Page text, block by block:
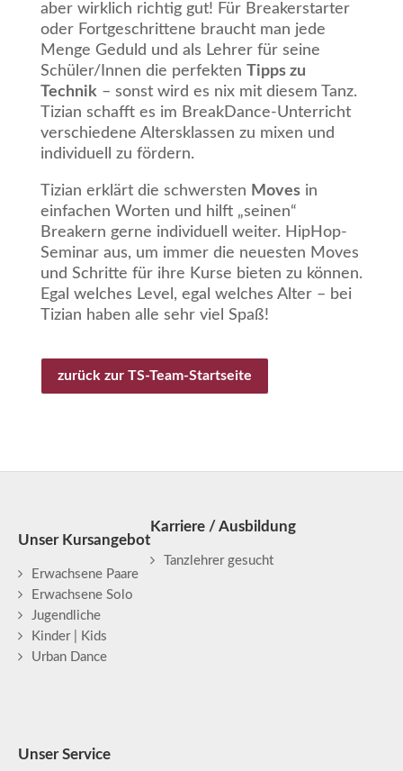
aber wirklich richtig gut! Für Breakerstarter
oder Fortgeschrittene braucht man jede
Menge Geduld und als Lehrer für seine
Schüler/Innen die perfekten Tipps zu
Technik– sonst wird es nix mit diesem Tanz.
Tizian schafft es im BreakDance-Unterricht
verschiedene Altersklassen zu mixen und
individuell zu fördern.
Tizian erklärt die schwersten Movesin
einfachen Worten und hilft „seinen“
Breakern gerne individuell weiter. HipHop-
Seminar aus, um immer die neuesten Moves
und Schritte für ihre Kurse bieten zu können.
Egal welches Level, egal welches Alter – bei
Tizian haben alle sehr viel Spaß!
zurück zur TS-Team-Startseite
Unser Kursangebot
Erwachsene Paare
Erwachsene Solo
Jugendliche
Kinder | Kids
Urban Dance
Karriere / Ausbildung
Tanzlehrer gesucht
Unser Service